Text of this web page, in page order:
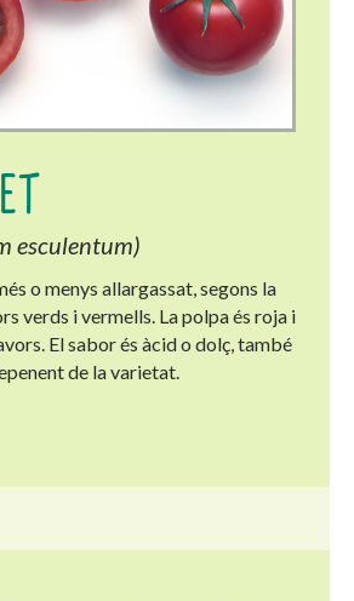
esculentum)
o menys allargassat, segons la
verds i vermells. La polpa és roja i
El sabor és àcid o dolç, també
de la varietat.